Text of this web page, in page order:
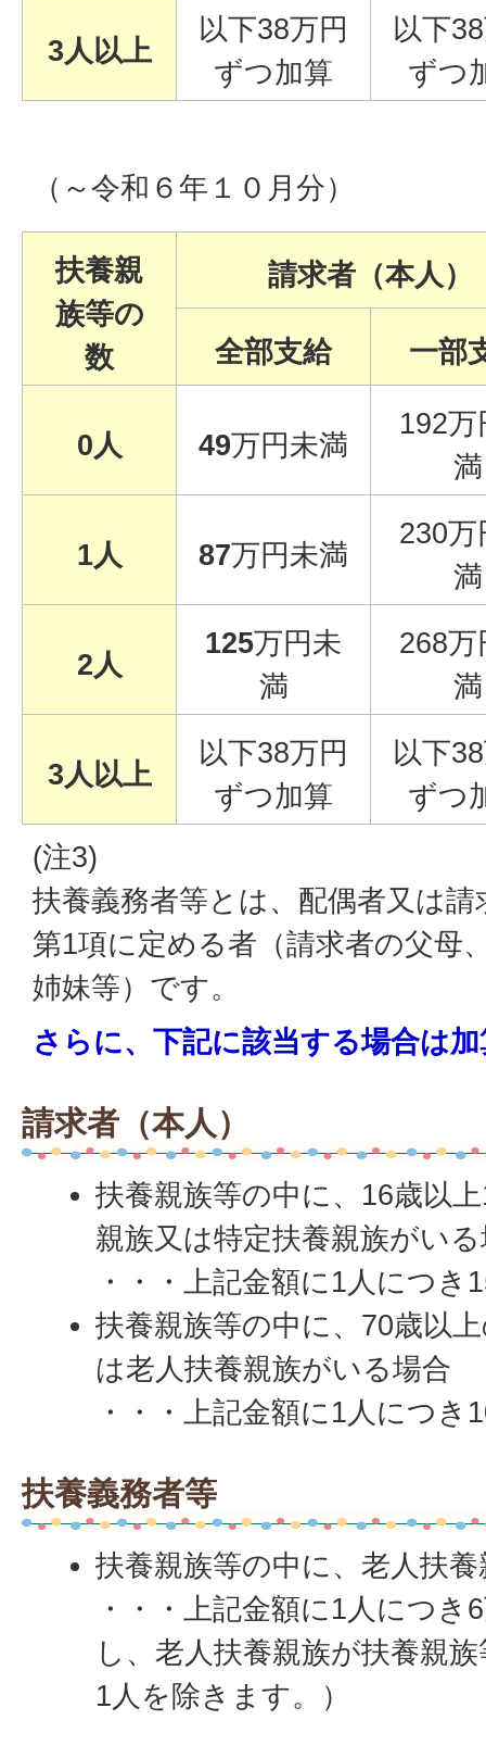
3人以上
以下38万円
ずつ加算
以下
ずつ
（～令和６年１０月分）
扶養親
族等の
数
請求者（本人）
全部支給 一部
0人 49万円未満
192万
満
1人 87万円未満
230万
満
2人
125万円未
満
268万
満
3人以上
以下38万円
ずつ加算
以下
ずつ
(注3)
扶養義務者等とは、配偶者又は
第1項に定める者（請求者の父母
姉妹等）です。
さらに、下記に該当する場合は
請求者（本人）
扶養親族等の中に、16歳以
親族又は特定扶養親族がい
・・・上記金額に1人につき
扶養親族等の中に、70歳以
は老人扶養親族がいる場合
・・・上記金額に1人につき
扶養義務者等
扶養親族等の中に、老人扶
・・・上記金額に1人につき
し、老人扶養親族が扶養親
1人を除きます。）